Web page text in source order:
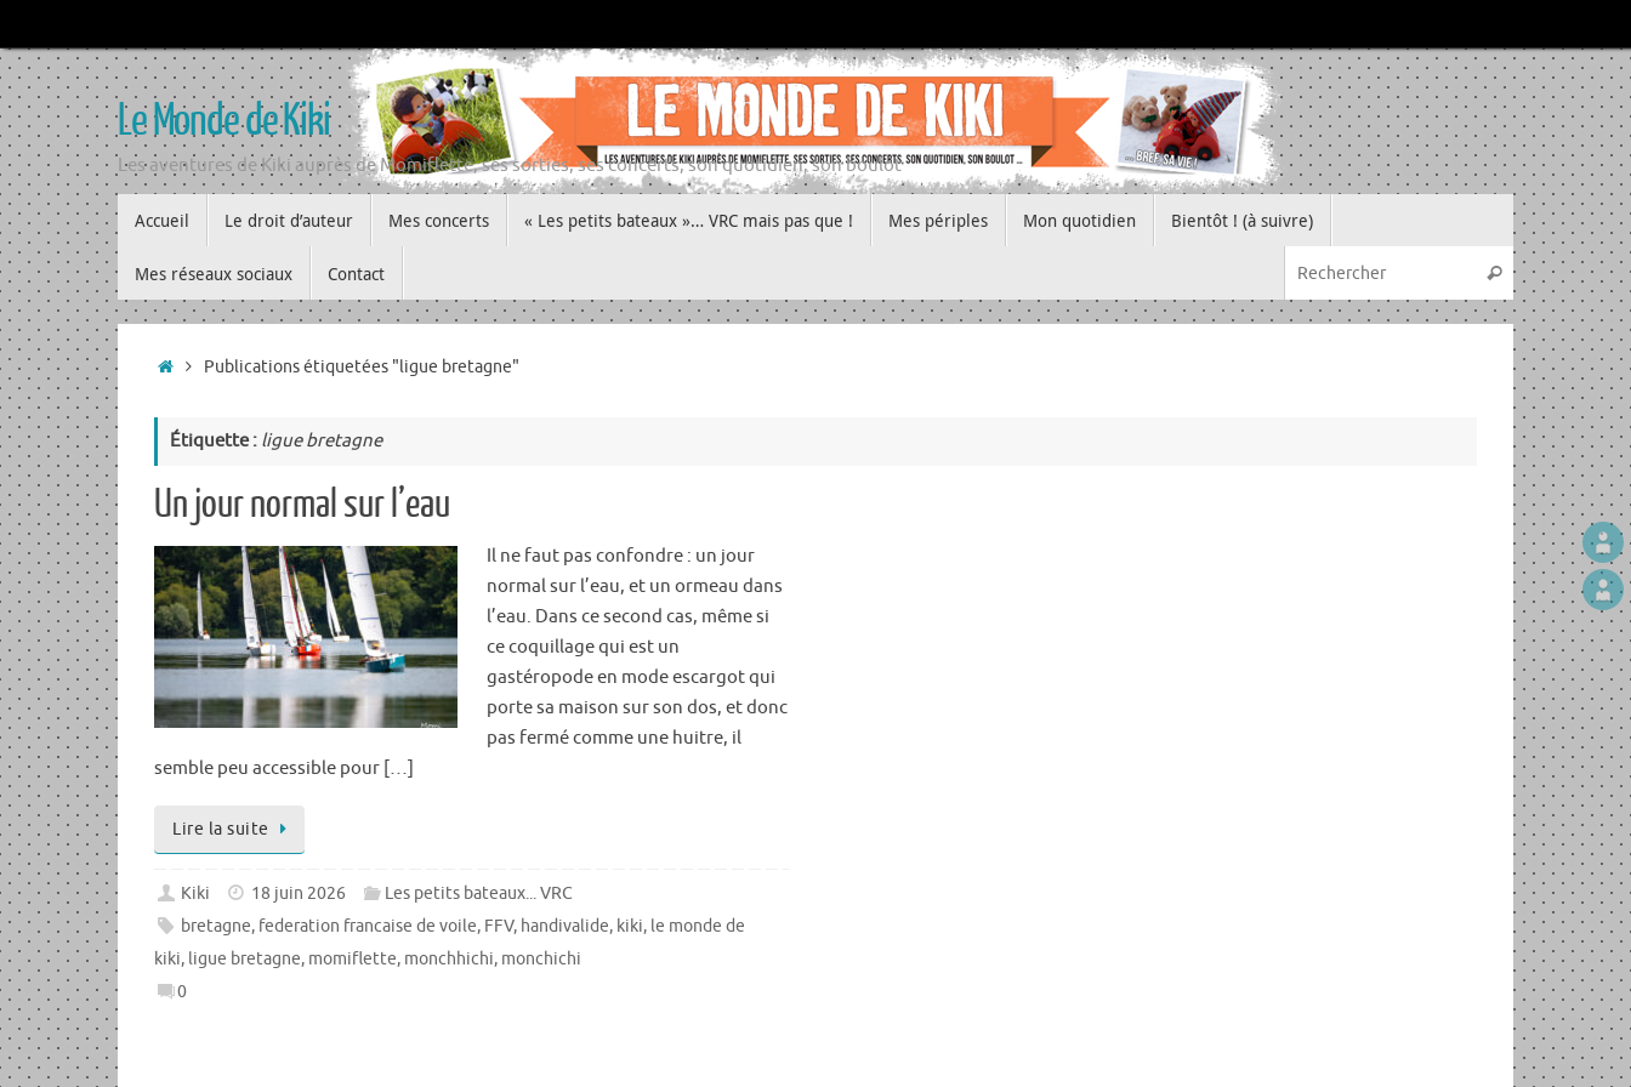
au
contenu
Le Monde de Kiki
Les aventures de Kiki auprès de Momiflette, ses sorties, ses concerts, son quotidien, son boulot
au
contenu
Accueil Le droit d’auteur Mes concerts « Les petits bateaux »… VRC mais pas que ! Mes périples Mon quotidien Bientôt ! (à suivre)
Mes réseaux sociaux Contact
Recherche
Rechercher
Accueil
Publications étiquetées "ligue bretagne"
Étiquette : ligue bretagne
Un jour normal sur l’eau
Il ne faut pas confondre : un jour
normal sur l’eau, et un ormeau dans
l’eau. Dans ce second cas, même si
ce coquillage qui est un
gastéropode en mode escargot qui
porte sa maison sur son dos, et donc
pas fermé comme une huitre, il
semble peu accessible pour […]
Lire la suite
Kiki 18 juin 2026
Les petits bateaux... VRC
bretagne, federation francaise de voile, FFV, handivalide, kiki, le monde de
kiki, ligue bretagne, momiflette, monchhichi, monchichi
0